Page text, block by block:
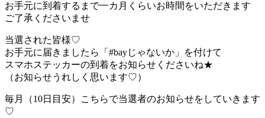
お手元に到着するまで一カ月くらいお時間をいただきます
ご了承くださいませ
当選された皆様♡
お手元に届きましたら「#bayじゃないか」を付けて
スマホステッカーの到着をお知らせくださいね★
（お知らせうれしく思います♡）
毎月（10日目安）こちらで当選者のお知らせをしていきます
♡